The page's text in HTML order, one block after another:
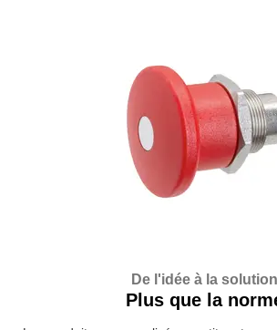
De l'idée à la solution
Plus que la